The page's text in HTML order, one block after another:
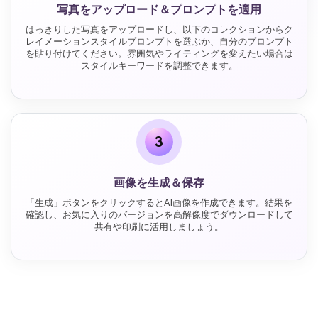
写真をアップロード＆プロンプトを適用
はっきりした写真をアップロードし、以下のコレクションからク
レイメーションスタイルプロンプトを選ぶか、自分のプロンプト
を貼り付けてください。雰囲気やライティングを変えたい場合は
スタイルキーワードを調整できます。
3
画像を生成＆保存
「生成」ボタンをクリックするとAI画像を作成できます。結果を
確認し、お気に入りのバージョンを高解像度でダウンロードして
共有や印刷に活用しましょう。